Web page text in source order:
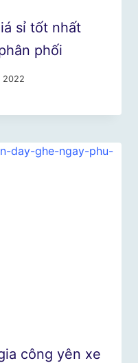
sỉ tốt nhất
phối
2022
công yên xe